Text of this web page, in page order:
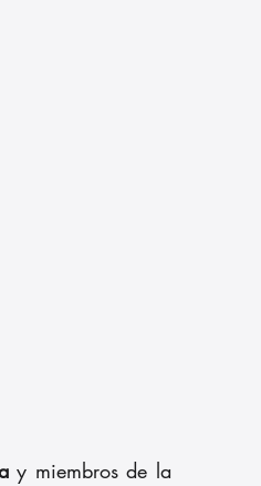
y miembros de la